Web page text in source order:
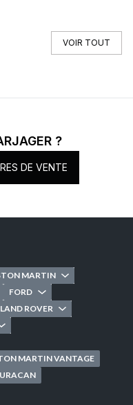
VOIR TOUT
?
DE VENTE
MARTIN
FORD
LAND ROVER
MARTIN VANTAGE